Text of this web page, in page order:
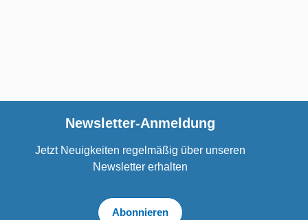
Newsletter-Anmeldung
Jetzt Neuigkeiten regelmäßig über unseren
Newsletter erhalten
Abonnieren